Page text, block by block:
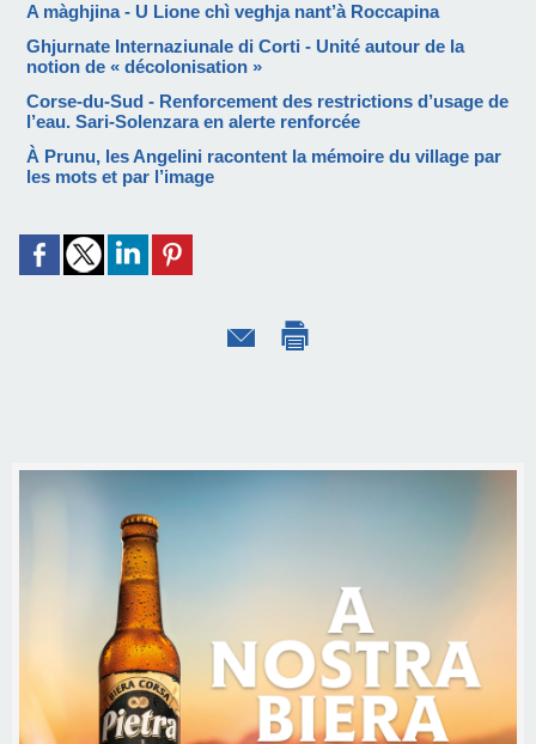
A màghjina - U Lione chì veghja nant’à Roccapina
Ghjurnate Internaziunale di Corti - Unité autour de la
notion de « décolonisation »
Corse-du-Sud - Renforcement des restrictions d’usage de
l’eau. Sari-Solenzara en alerte renforcée
À Prunu, les Angelini racontent la mémoire du village par
les mots et par l’image